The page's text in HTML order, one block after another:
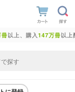
以上、購入147万冊以上